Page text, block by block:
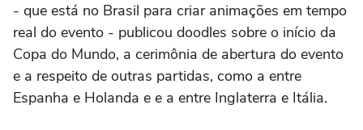
- que está no Brasil para criar animações em tempo
real do evento - publicou doodles sobre o início da
Copa do Mundo, a cerimônia de abertura do evento
e a respeito de outras partidas, como a entre
Espanha e Holanda e e a entre Inglaterra e Itália.